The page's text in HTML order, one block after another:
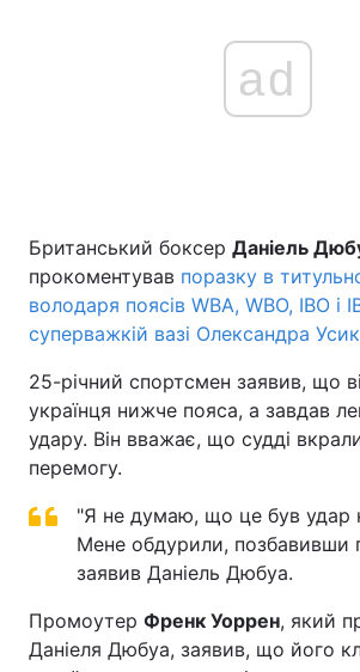
Війна
Україна Політика
Економіка Світ
Спорт Наука
Техно і зв'язок Лайт
Здоров'я Туризм
Екологія Регіони
ad
Британський боксер Даніель
прокоментував поразку в
володаря поясів WBA, WBO, IBO і
суперважкій вазі Олександра
25-річний спортсмен заявив, що
українця нижче пояса, а завдав
удару. Він вважає, що судді
перемогу.
"Я не думаю, що це був удар
Мене обдурили, позбавивши
заявив Даніель Дюбуа.
Промоутер Френк Уоррен, який
Даніеля Дюбуа, заявив, що його